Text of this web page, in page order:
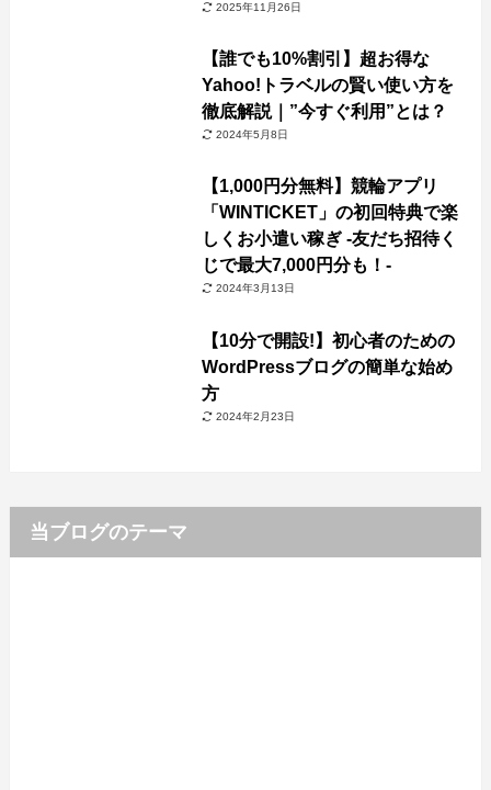
2025年11月26日
【誰でも10%割引】超お得な
Yahoo!トラベルの賢い使い方を
徹底解説｜”今すぐ利用”とは？
2024年5月8日
【1,000円分無料】競輪アプリ
「WINTICKET」の初回特典で楽
しくお小遣い稼ぎ -友だち招待く
じで最大7,000円分も！-
2024年3月13日
【10分で開設!】初心者のための
WordPressブログの簡単な始め
方
2024年2月23日
当ブログのテーマ